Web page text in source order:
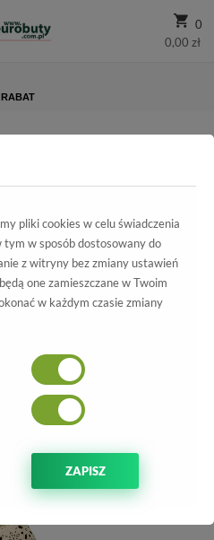
0
0,00 zł
RABAT
produkty
Grau Grey
pliki cookies w celu świadczenia
tym w sposób dostosowany do
z witryny bez zmiany ustawień
one zamieszczane w Twoim
w każdym czasie zmiany
ZAPISZ